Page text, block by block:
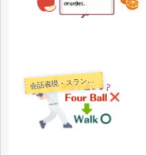
会話表現・スラング・ことわざ